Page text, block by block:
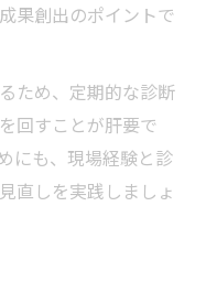
果創出のポイントで
ため、定期的な診断
回すことが肝要で
にも、現場経験と診
直しを実践しましょ